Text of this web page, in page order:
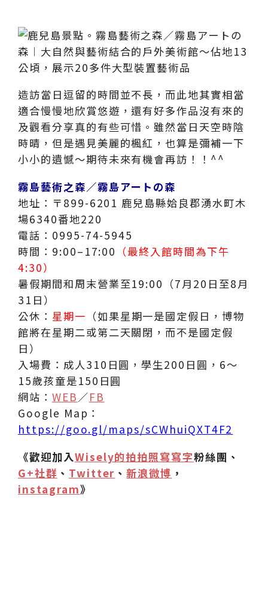
造訪當日逗留的時間並不長，而此地其實相當
適合慢慢地欣賞悠遊，還有好多作品沒有來的
及觀看分享真的有些可惜。雖然當日天空時陰
時晴，但是遇見美麗的楓紅，也算是彌補一下
小小的遺憾～期待未來有機會再訪！！^^
霧島藝術之森／霧島アートの森
地址：〒899-6201 鹿兒島縣姶良郡湧水町木
場6340番地220
電話：0995-74-5945
時間：9:00–17:00 （最終入館時間為下午
4:30）
暑假期間和周末營業至19:00（7月20日至8月
31日）
公休： 星期一 （如果星期一是國定假日，博物
館將在星期二或第二天關閉，而不是國定假
日）
入場費：成人310日圓，學生200日圓，6～
15歲孩童是150日圓
網站： WEB ／FB
Google Map：
https://goo.gl/maps/sCWhuiQXT4F2
《歡迎加入Wisely的拍拍照寫寫字粉絲團、
G+社群 、 Twitter 、新浪微博 ，
instagram》